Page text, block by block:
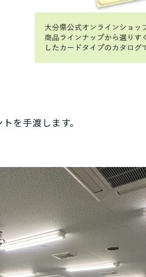
を手渡します。